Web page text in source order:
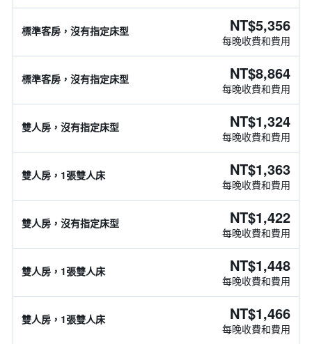
標準客房，沒有指定床型 NT$5,356
每晚收費和費用
標準客房，沒有指定床型 NT$8,864
每晚收費和費用
雙人房，沒有指定床型 NT$1,324
每晚收費和費用
雙人房，1張雙人床 NT$1,363
每晚收費和費用
雙人房，沒有指定床型 NT$1,422
每晚收費和費用
雙人房，1張雙人床 NT$1,448
每晚收費和費用
雙人房，1張雙人床 NT$1,466
每晚收費和費用